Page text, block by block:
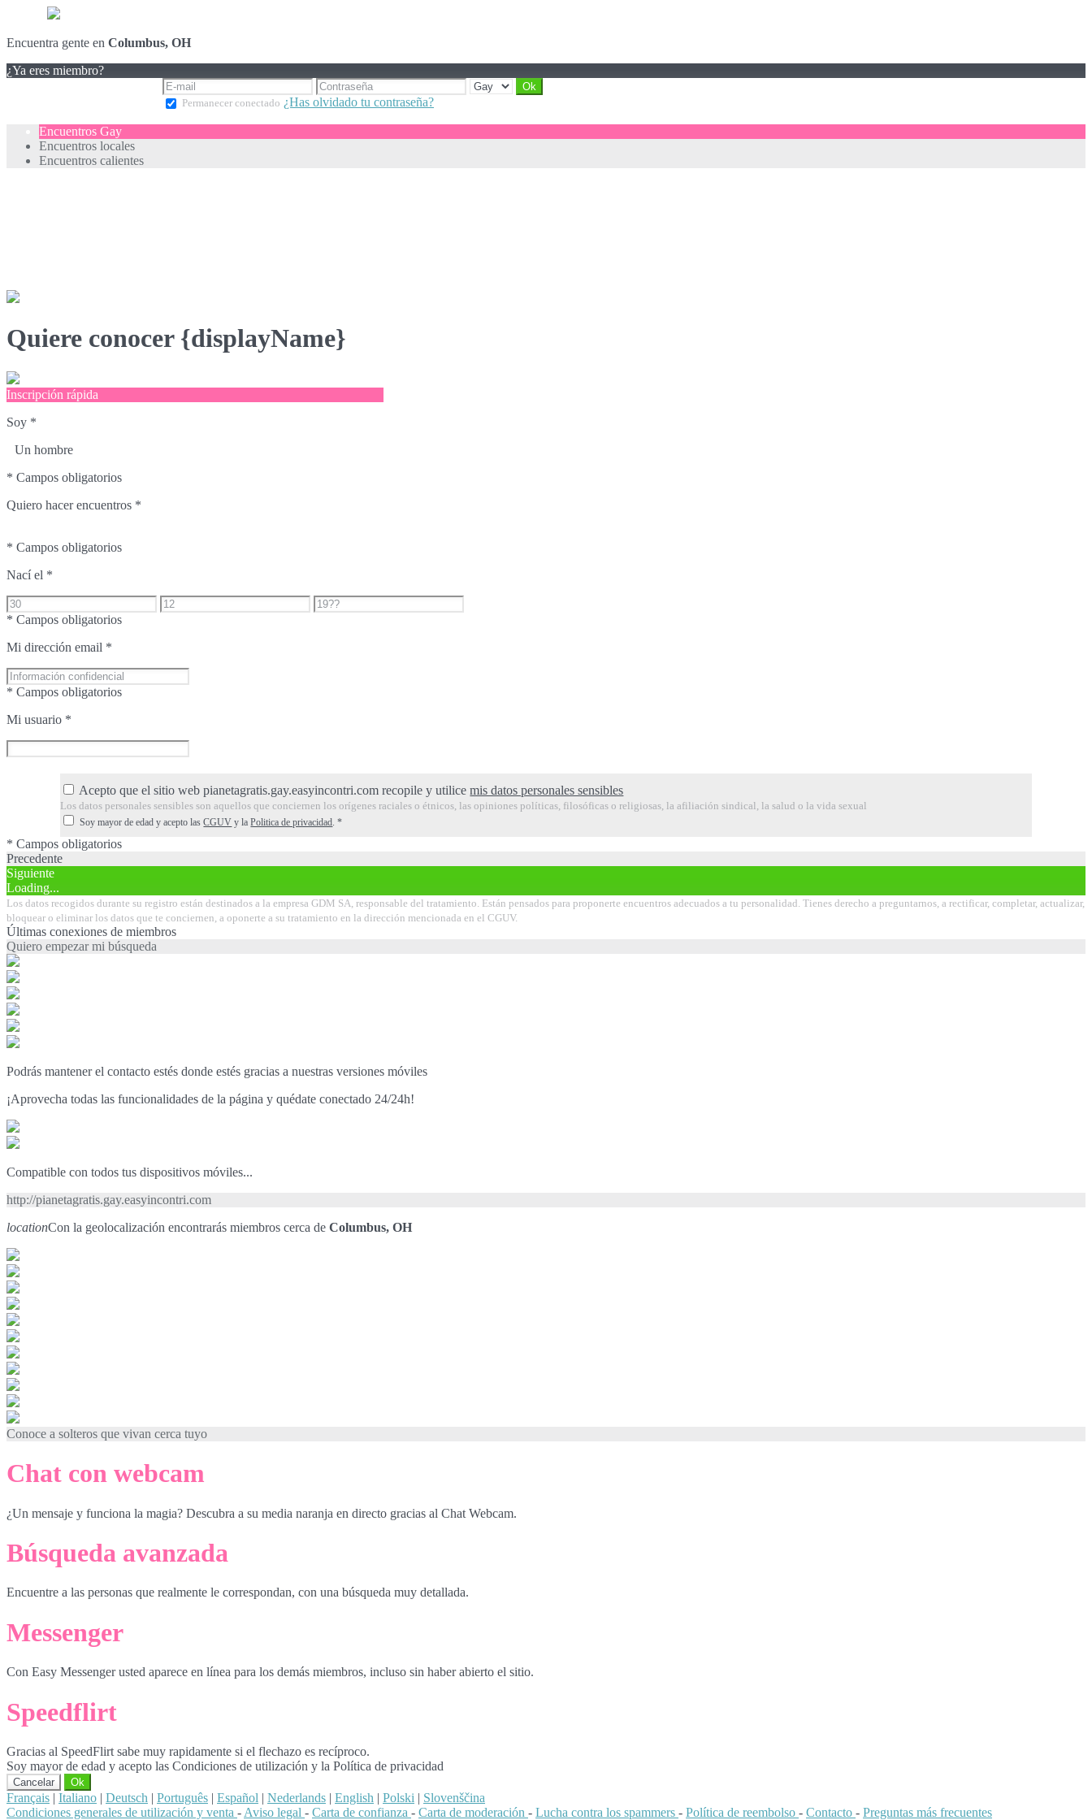
Encuentra gente en Columbus, OH
¿Ya eres miembro?
Permanecer conectado ¿Has olvidado tu contraseña?
Encuentros Gay
Encuentros locales
Encuentros calientes
Quiere conocer {displayName}
Inscripción rápida
Soy *
Un hombre
* Campos obligatorios
Quiero hacer encuentros *
* Campos obligatorios
Nací el *
* Campos obligatorios
Mi dirección email *
* Campos obligatorios
Mi usuario *
Acepto que el sitio web pianetagratis.gay.easyincontri.com recopile y utilicemis datos personales sensibles
Los datos personales sensibles son aquellos que conciernen los orígenes raciales o étnicos, las opiniones políticas, filosóficas o religiosas, la afiliación sindical, la salud o la vida sexual
Soy mayor de edad y acepto lasCGUV y laPolitica de privacidad .*
* Campos obligatorios
Precedente
Siguiente
Loading...
Los datos recogidos durante su registro están destinados a la empresa GDM SA, responsable del tratamiento. Están pensados para proponerte encuentros adecuados a tu personalidad. Tienes derecho a preguntarnos, a rectificar, completar, actualizar,
bloquear o eliminar los datos que te conciernen, a oponerte a su tratamiento en la dirección mencionada en el CGUV.
Últimas conexiones de miembros
Quiero empezar mi búsqueda
Podrás mantener el contacto estés donde estés gracias a nuestras versiones móviles
¡Aprovecha todas las funcionalidades de la página y quédate conectado 24/24h!
Compatible con todos tus dispositivos móviles...
http://pianetagratis.gay.easyincontri.com
locationCon la geolocalización encontrarás miembros cerca de Columbus, OH
Conoce a solteros que vivan cerca tuyo
Chat con webcam
¿Un mensaje y funciona la magia? Descubra a su media naranja en directo gracias al Chat Webcam.
Búsqueda avanzada
Encuentre a las personas que realmente le correspondan, con una búsqueda muy detallada.
Messenger
Con Easy Messenger usted aparece en línea para los demás miembros, incluso sin haber abierto el sitio.
Speedflirt
Gracias al SpeedFlirt sabe muy rapidamente si el flechazo es recíproco.
Soy mayor de edad y acepto las Condiciones de utilización y la Política de privacidad
Cancelar Ok
Français | Italiano | Deutsch | Português | Español | Nederlands | English | Polski | Slovenščina
Condiciones generales de utilización y venta - Aviso legal - Carta de confianza - Carta de moderación - Lucha contra los spammers - Política de reembolso - Contacto - Preguntas más frecuentes